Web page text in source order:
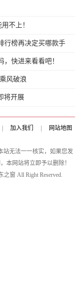
不上！
行榜再决定买哪款手
快进来看看吧！
风破浪
将开展
加入我们
网站地图
站无法一一核实，如果您发
本网站将立即予以删除！
之窗 All Right Reserved.